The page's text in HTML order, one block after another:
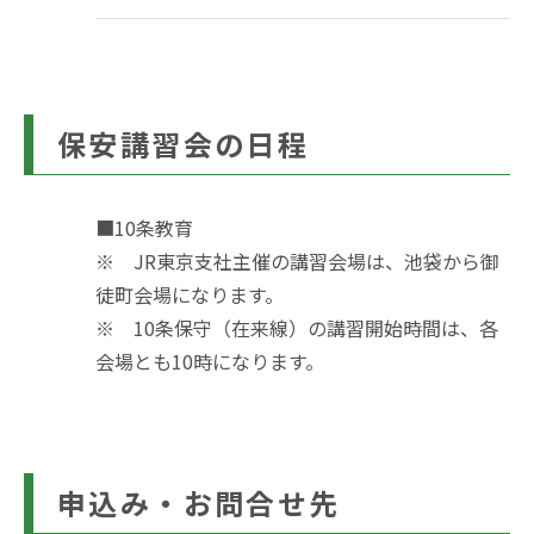
保安講習会の日程
■10条教育
※ JR東京支社主催の講習会場は、池袋から御
徒町会場になります。
※ 10条保守（在来線）の講習開始時間は、各
会場とも10時になります。
申込み・お問合せ先